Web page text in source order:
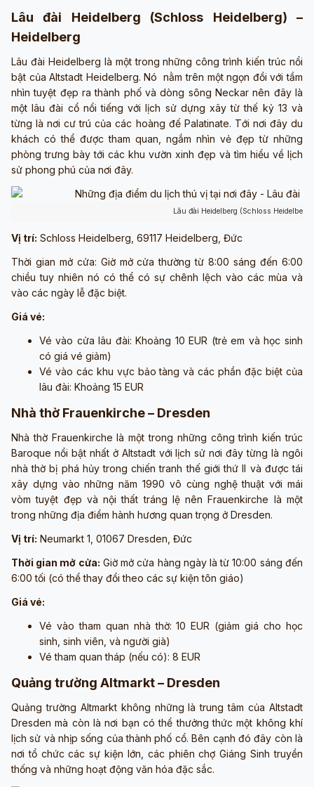
Lâu đài Heidelberg (Schloss Heidelberg) –
Heidelberg
Lâu đài Heidelberg là một trong những công trình kiến trúc nổi
bật của Altstadt Heidelberg. Nó nằm trên một ngọn đồi với tầm
nhìn tuyệt đẹp ra thành phố và dòng sông Neckar nên đây là
một lâu đài cổ nổi tiếng với lịch sử dựng xây từ thế kỷ 13 và
từng là nơi cư trú của các hoàng đế Palatinate. Tới nơi đây du
khách có thể được tham quan, ngắm nhìn vẻ đẹp từ những
phòng trưng bày tới các khu vườn xinh đẹp và tìm hiểu về lịch
sử phong phú của nơi đây.
Lâu đài Heidelberg (Schloss
Vị trí: Schloss Heidelberg, 69117 Heidelberg, Đức
Thời gian mở cửa: Giờ mở cửa thường từ 8:00 sáng đến 6:00
chiều tuy nhiên nó có thể có sự chênh lệch vào các mùa và
vào các ngày lễ đặc biệt.
Giá vé:
Vé vào cửa lâu đài: Khoảng 10 EUR (trẻ em và học sinh
có giá vé giảm)
Vé vào các khu vực bảo tàng và các phần đặc biệt của
lâu đài: Khoảng 15 EUR
Nhà thờ Frauenkirche – Dresden
Nhà thờ Frauenkirche là một trong những công trình kiến trúc
Baroque nổi bật nhất ở Altstadt với lịch sử nơi đây từng là ngôi
nhà thờ bị phá hủy trong chiến tranh thế giới thứ II và được tái
xây dựng vào những năm 1990 vô cùng nghệ thuật với mái
vòm tuyệt đẹp và nội thất tráng lệ nên Frauenkirche là một
trong những địa điểm hành hương quan trọng ở Dresden.
Vị trí: Neumarkt 1, 01067 Dresden, Đức
Thời gian mở cửa: Giờ mở cửa hàng ngày là từ 10:00 sáng đến
6:00 tối (có thể thay đổi theo các sự kiện tôn giáo)
Giá vé:
Vé vào tham quan nhà thờ: 10 EUR (giảm giá cho học
sinh, sinh viên, và người già)
Vé tham quan tháp (nếu có): 8 EUR
Quảng trường Altmarkt – Dresden
Quảng trường Altmarkt không những là trung tâm của Altstadt
Dresden mà còn là nơi bạn có thể thưởng thức một không khí
lịch sử và nhịp sống của thành phố cổ. Bên cạnh đó đây còn là
nơi tổ chức các sự kiện lớn, các phiên chợ Giáng Sinh truyền
thống và những hoạt động văn hóa đặc sắc.